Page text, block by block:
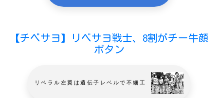
【チベサヨ】リベサヨ戦士、8割がチー牛顔
ボタン
リベラル左翼は遺伝子レベルで不細工